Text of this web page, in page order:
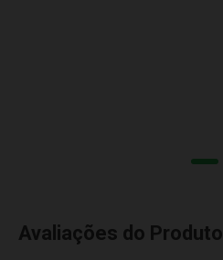
Avaliações do Produto